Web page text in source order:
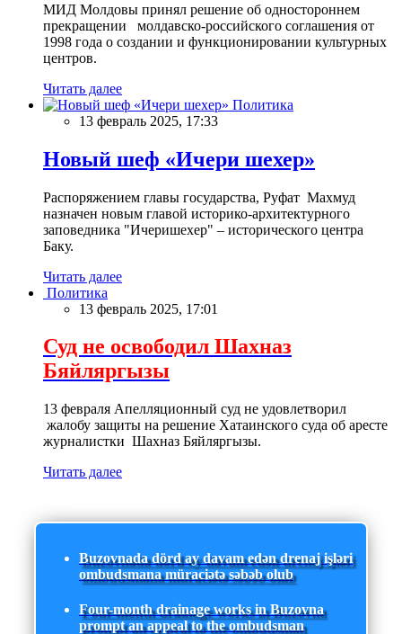
МИД Молдовы принял решение об одностороннем
прекращении молдавско-российского соглашения от
1998 года о создании и функционировании культурных
центров.
Читать далее
Политика
13 февраль 2025, 17:33
Новый шеф «Ичери шехер»
Распоряжением главы государства, Руфат Махмуд
назначен новым главой историко-архитектурного
заповедника "Ичеришехер" – исторического центра
Баку.
Читать далее
Политика
13 февраль 2025, 17:01
Суд не освободил Шахназ
Бяйляргызы
13 февраля Апелляционный суд не удовлетворил
жалобу защиты на решение Хатаинского суда об аресте
журналистки Шахназ Бяйляргызы.
Читать далее
Buzovnada dörd ay davam edən drenaj işləri
ombudsmana müraciətə səbəb olub
Four-month drainage works in Buzovna
prompt an appeal to the ombudsman